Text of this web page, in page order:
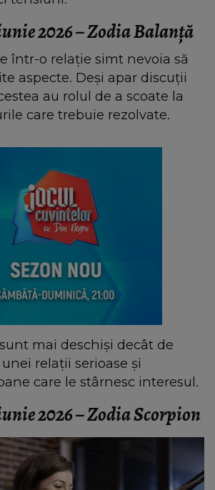
2026 – Zodia Balanță
într-o relație simt nevoia să
aspecte. Deși apar discuții
au rolul de a scoate la
care trebuie rezolvate.
mai deschiși decât de
relații serioase și
care le stârnesc interesul.
2026 – Zodia Scorpion